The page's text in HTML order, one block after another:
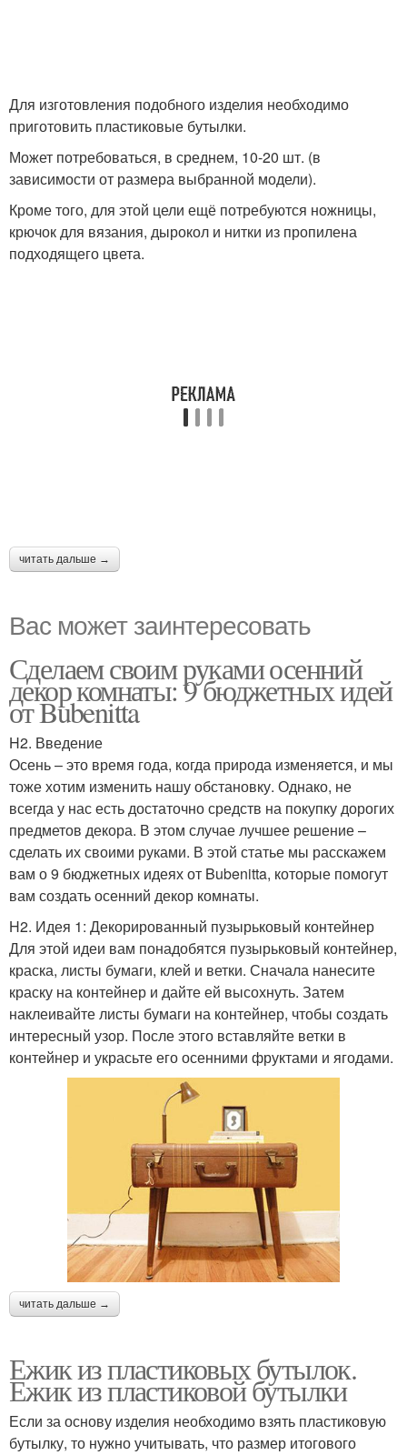
Для изготовления подобного изделия необходимо
приготовить пластиковые бутылки.
Может потребоваться, в среднем, 10-20 шт. (в
зависимости от размера выбранной модели).
Кроме того, для этой цели ещё потребуются ножницы,
крючок для вязания, дырокол и нитки из пропилена
подходящего цвета.
читать дальше →
Вас может заинтересовать
Сделаем своим руками осенний
декор комнаты: 9 бюджетных идей
от Bubenitta
H2. Введение
Осень – это время года, когда природа изменяется, и мы
тоже хотим изменить нашу обстановку. Однако, не
всегда у нас есть достаточно средств на покупку дорогих
предметов декора. В этом случае лучшее решение –
сделать их своими руками. В этой статье мы расскажем
вам о 9 бюджетных идеях от Bubenitta, которые помогут
вам создать осенний декор комнаты.
H2. Идея 1: Декорированный пузырьковый контейнер
Для этой идеи вам понадобятся пузырьковый контейнер,
краска, листы бумаги, клей и ветки. Сначала нанесите
краску на контейнер и дайте ей высохнуть. Затем
наклеивайте листы бумаги на контейнер, чтобы создать
интересный узор. После этого вставляйте ветки в
контейнер и украсьте его осенними фруктами и ягодами.
читать дальше →
Ежик из пластиковых бутылок.
Ежик из пластиковой бутылки
Если за основу изделия необходимо взять пластиковую
бутылку, то нужно учитывать, что размер итогового